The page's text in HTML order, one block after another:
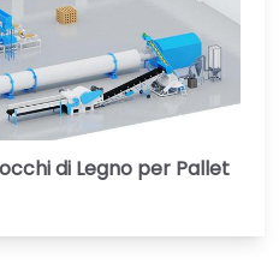
di Legno per Pallet